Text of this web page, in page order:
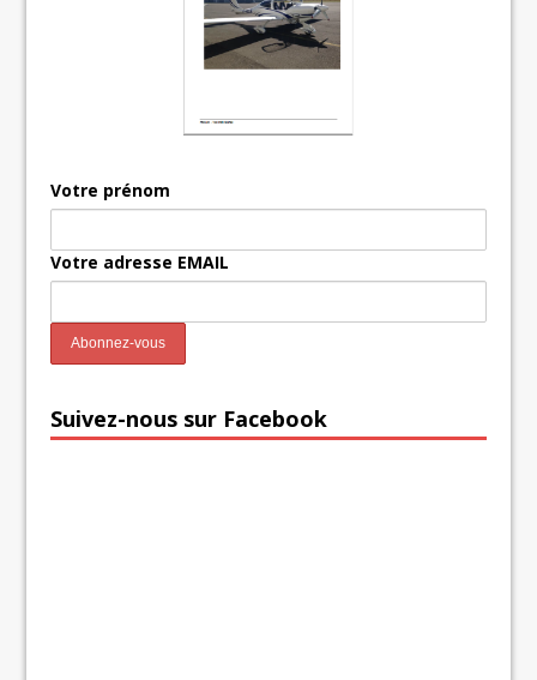
Votre prénom
Votre adresse EMAIL
Suivez-nous sur Facebook